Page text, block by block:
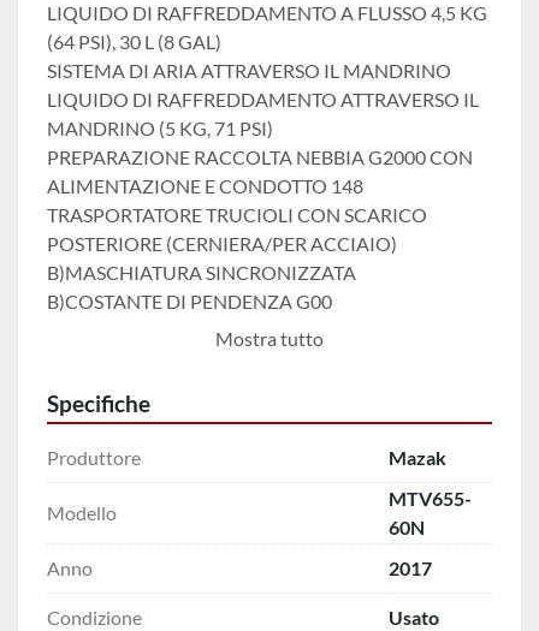
LIQUIDO DI RAFFREDDAMENTO A FLUSSO 4,5 KG
(64 PSI), 30 L (8 GAL)
SISTEMA DI ARIA ATTRAVERSO IL MANDRINO
LIQUIDO DI RAFFREDDAMENTO ATTRAVERSO IL
MANDRINO (5 KG, 71 PSI)
PREPARAZIONE RACCOLTA NEBBIA G2000 CON
ALIMENTAZIONE E CONDOTTO 148
TRASPORTATORE TRUCIOLI CON SCARICO
POSTERIORE (CERNIERA/PER ACCIAIO)
B)MASCHIATURA SINCRONIZZATA
B)COSTANTE DI PENDENZA G00
D)PACCHETTO SOFTWARE AD ALTA VELOCITÀ
(RICHIESTO MAZACC-3D)
Mostra tutto
Specifiche
Produttore Mazak
Modello
MTV655-
60N
Anno
2017
Condizione Usato